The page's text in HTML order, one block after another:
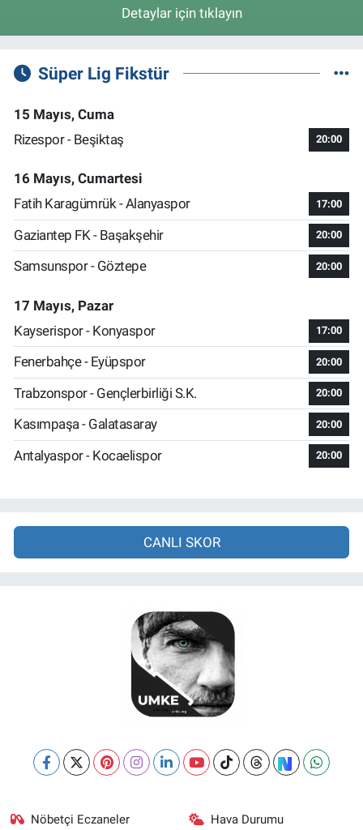
Detaylar için tıklayın
Süper Lig Fikstür
15 Mayıs, Cuma
Rizespor - Beşiktaş
20:00
16 Mayıs, Cumartesi
Fatih Karagümrük - Alanyaspor
17:00
Gaziantep FK - Başakşehir 20:00
Samsunspor - Göztepe 20:00
17 Mayıs, Pazar
Kayserispor - Konyaspor
17:00
Fenerbahçe - Eyüpspor 20:00
Trabzonspor - Gençlerbirliği S.K. 20:00
Kasımpaşa - Galatasaray 20:00
Antalyaspor - Kocaelispor 20:00
CANLI SKOR
Nöbetçi Eczaneler Hava Durumu